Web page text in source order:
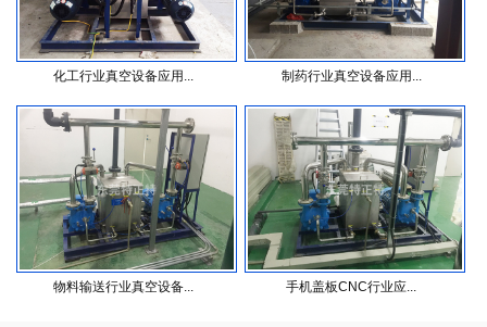
化工行业真空设备应用... 制药行业真空设备应用...
物料输送行业真空设备... 手机盖板CNC行业应...